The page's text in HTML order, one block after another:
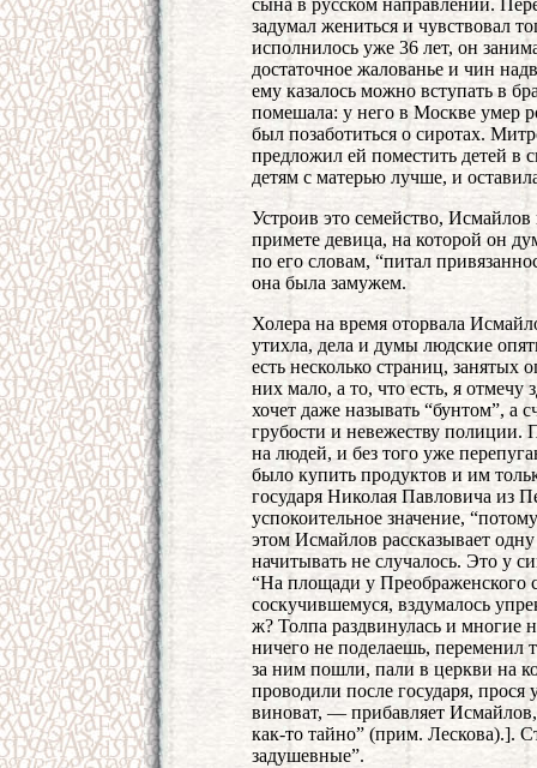
сына в русском направлении.
задумал жениться и чувствовал
исполнилось уже 36 лет, он
достаточное жалованье и чин
ему казалось можно вступать в
помешала: у него в Москве умер
был позаботиться о сиротах.
предложил ей поместить детей в
детям с матерью лучше, и
Устроив это семейство, Исмайлов
примете девица, на которой он
по его словам, “питал
она была замужем.
Холера на время оторвала
утихла, дела и думы людские
есть несколько страниц, занятых
них мало, а то, что есть, я
хочет даже называть “бунтом”, а
грубости и невежеству полиции.
на людей, и без того уже
было купить продуктов и им
государя Николая Павловича из
успокоительное значение,
этом Исмайлов рассказывает
начитывать не случалось. Это у
“На площади у Преображенского
соскучившемуся, вздумалось
ж? Толпа раздвинулась и многие
ничего не поделаешь, переменил
за ним пошли, пали в церкви на
проводили после государя,
виноват, — прибавляет
как-то тайно” (прим. Лескова).].
задушевные”.